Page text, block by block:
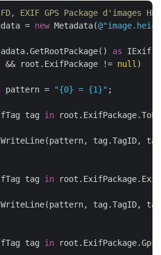
EXIF GPS Package d'images
= new Metadata(@"image.heic"
as IExif;
&& root.ExifPackage != null )
pattern = "{0} = {1}" ;
tag in
tag.TagID,
tag in
tag.TagID,
tag in